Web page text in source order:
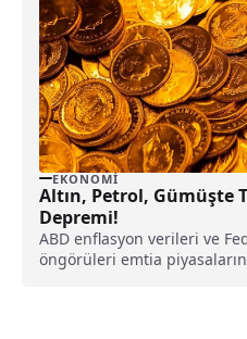
EKONOMI
Altın, Petrol, Gümüşte
Depremi!
ABD enflasyon verileri ve
öngörüleri emtia